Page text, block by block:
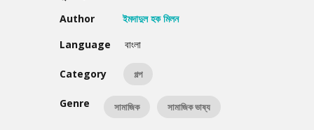
Author
ইমদাদুল হক মিলন
Language
বাংলা
Category গল্প
Genre সামাজিক সামাজিক ভাষ্য